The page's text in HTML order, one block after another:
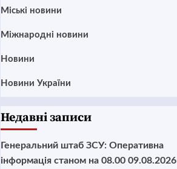
Mіські новини
Міжнародні новини
Новини
Новини України
Недавні записи
Генеральний штаб ЗСУ: Оперативна
інформація станом на 08.00 09.08.2026